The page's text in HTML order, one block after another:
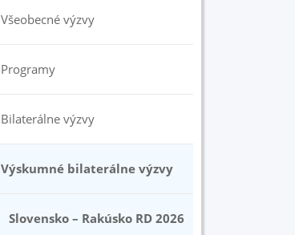
Všeobecné výzvy
Programy
Bilaterálne výzvy
Výskumné bilaterálne výzvy
Slovensko – Rakúsko RD 2026